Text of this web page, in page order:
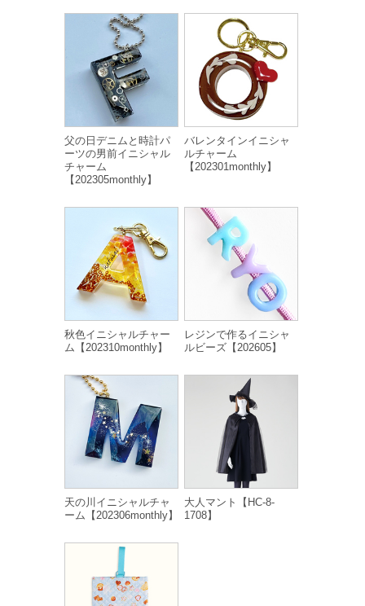
父の日デニムと時計パ
ーツの男前イニシャル
チャーム
【202305monthly】
バレンタインイニシャ
ルチャーム
【202301monthly】
秋色イニシャルチャー
ム【202310monthly】
レジンで作るイニシャ
ルビーズ【202605】
天の川イニシャルチャ
ーム【202306monthly】
大人マント【HC-8-
1708】